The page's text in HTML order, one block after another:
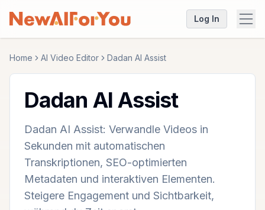
Log In
Home AI Video Editor Dadan AI Assist
Dadan AI Assist
Dadan AI Assist: Verwandle Videos in
Sekunden mit automatischen
Transkriptionen, SEO-optimierten
Metadaten und interaktiven Elementen.
Steigere Engagement und Sichtbarkeit,